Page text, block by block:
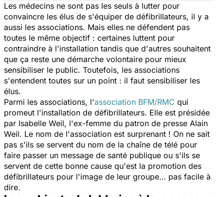
Les médecins ne sont pas les seuls à lutter pour
convaincre les élus de s'équiper de défibrillateurs, il y a
aussi les associations. Mais elles ne défendent pas
toutes le même objectif : certaines luttent pour
contraindre à l'installation tandis que d'autres souhaitent
que ça reste une démarche volontaire pour mieux
sensibiliser le public. Toutefois, les associations
s'entendent toutes sur un point : il faut sensibiliser les
élus.
Parmi les associations, l'association BFM/RMC qui
promeut l'installation de défibrillateurs. Elle est présidée
par Isabelle Weil, l'ex-femme du patron de presse Alain
Weil. Le nom de l'association est surprenant ! On ne sait
pas s'ils se servent du nom de la chaîne de télé pour
faire passer un message de santé publique ou s'ils se
servent de cette bonne cause qu'est la promotion des
défibrillateurs pour l'image de leur groupe… pas facile à
dire.